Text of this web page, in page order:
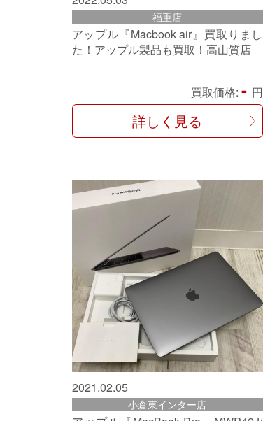
福重店
アップル『Macbook air』買取りまし
た！アップル製品も買取！高山質店
買取価格:- 円
詳しく見る
2021.02.05
小倉東インター店